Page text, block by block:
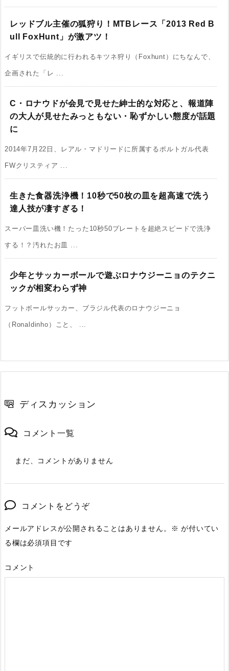
レッドブル主催の狐狩り！MTBレース「2013 Red B
ull FoxHunt」が激アツ！
イギリスで伝統的に行われるキツネ狩り（Foxhunt）にちなんで、
企画された「レ ...
C・ロナウドが会見で見せた紳士的な対応と、報道陣
の大人が見せたみっともない・恥ずかしい態度が話題
に
2014年7月22日、レアル・マドリードに所属するポルトガル代表
FWクリスティア ...
生きた食器洗浄機！10秒で50枚の皿を超高速で洗う
達人技が凄すぎる！
スーパー皿洗い機！たった10秒50プレートを超絶スピードで洗浄
する！？汚れたお皿 ...
少年とサッカーボールで遊ぶロナウジーニョのテクニ
ックが相変わらず神
フットボールサッカー、ブラジル代表のロナウジーニョ
（Ronaldinho）こと、 ...
ディスカッション
コメント一覧
まだ、コメントがありません
コメントをどうぞ
メールアドレスが公開されることはありません。 ※ が付いてい
る欄は必須項目です
コメント